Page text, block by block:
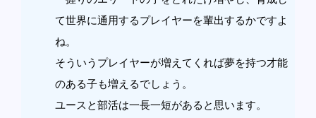
て世界に通用するプレイヤーを輩出するかですよ
ね。
そういうプレイヤーが増えてくれば夢を持つ才能
のある子も増えるでしょう。
ユースと部活は一長一短があると思います。